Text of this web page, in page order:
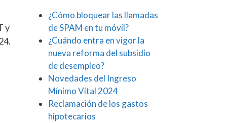
y
¿Cómo bloquear las llamadas
de SPAM en tu móvil?
¿Cuándo entra en vigor la
nueva reforma del subsidio
de desempleo?
Novedades del Ingreso
Mínimo Vital 2024
Reclamación de los gastos
hipotecarios